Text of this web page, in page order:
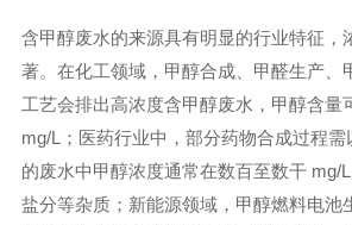
含甲醇废水的来源具有明显的行业特征，
著。在化工领域，甲醇合成、甲醛生产、
工艺会排出高浓度含甲醇废水，甲醇含量
mg/L；医药行业中，部分药物合成过程
的废水中甲醇浓度通常在数百至数干 mg/L
盐分等杂质；新能源领域，甲醇燃料电池